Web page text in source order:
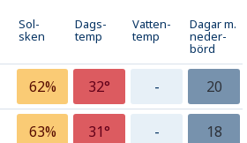
Sol-
sken
Dags-
temp
Vatten-
temp
Dagar m.
neder­
börd
62% 32° - 20
63% 31° - 18